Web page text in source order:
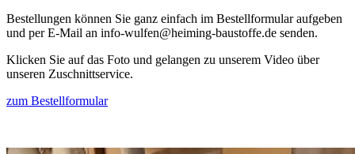
Bestellungen können Sie ganz einfach im Bestellformular aufgeben
und per E-Mail an info-wulfen@heiming-baustoffe.de senden.
Klicken Sie auf das Foto und gelangen zu unserem Video über
unseren Zuschnittservice.
zum Bestellformular